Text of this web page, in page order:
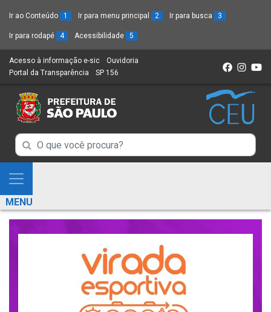
Ir ao Conteúdo 1 Ir para menu principal 2 Ir para busca 3
Ir para rodapé 4 Acessibilidade 5
Acesso à informação e-sic (Link
para
novo
sítio)
Ouvidoria
Portal da Transparência (Link
um
novo
SP 156
Campo
de
Busca
de
informações
Campo
de
de
informações
Mostra
e
Esconde
Menu
MENU